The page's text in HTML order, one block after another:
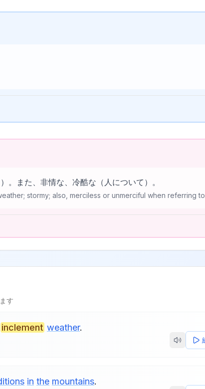
。また、非情な、冷酷な（人について）。
stormy; also, merciless or unmerciful when referring
す
inclement weather.
in the mountains.